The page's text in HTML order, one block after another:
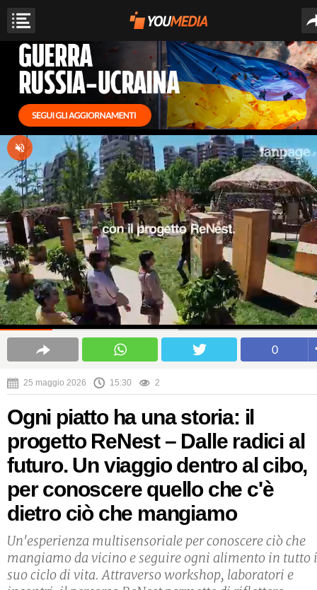
0
25 maggio 2026 15:30 2
Ogni piatto ha una storia: il
progetto ReNest – Dalle radici al
futuro. Un viaggio dentro al cibo,
per conoscere quello che c'è
dietro ciò che mangiamo
Un'esperienza multisensoriale per conoscere ciò che
mangiamo da vicino e seguire ogni alimento in tutto
suo ciclo di vita. Attraverso workshop, laboratori e